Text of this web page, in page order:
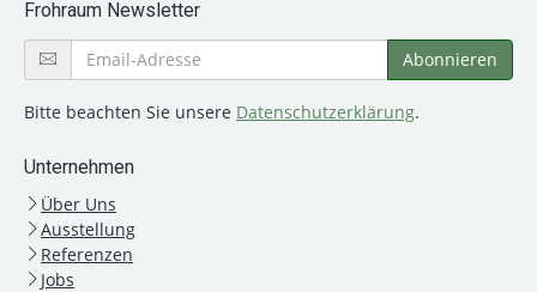
Frohraum Newsletter
Bitte beachten Sie unsere Datenschutzerklärung.
Unternehmen
Über Uns
Ausstellung
Referenzen
Jobs